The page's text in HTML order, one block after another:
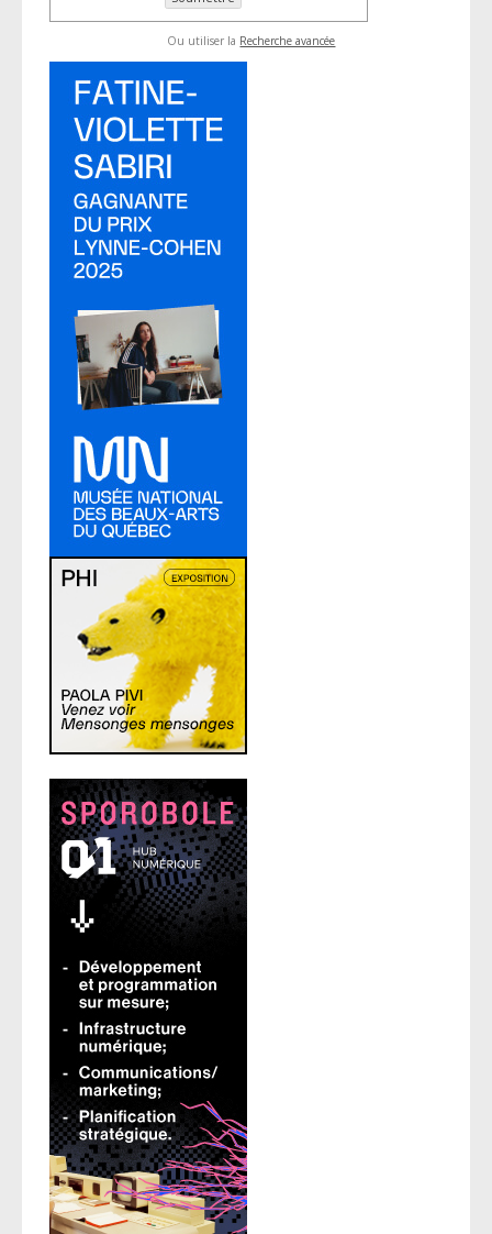
Ou utiliser la Recherche avancée